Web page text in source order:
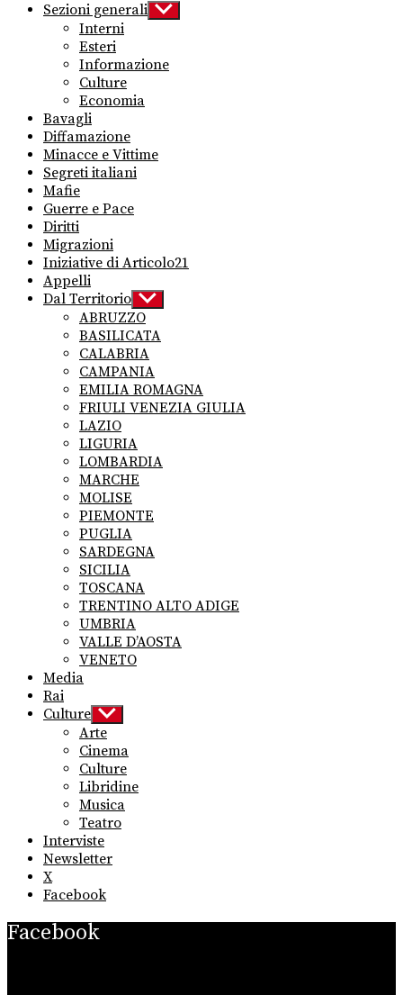
Sezioni generali Show
sub
Interni
Esteri
Informazione
Culture
Economia
Bavagli
Diffamazione
Minacce e Vittime
Segreti italiani
Mafie
Guerre e Pace
Diritti
Migrazioni
Iniziative di Articolo21
Appelli
Dal Territorio Show
sub
menu
ABRUZZO
BASILICATA
CALABRIA
CAMPANIA
EMILIA ROMAGNA
FRIULI VENEZIA GIULIA
LAZIO
LIGURIA
LOMBARDIA
MARCHE
MOLISE
PIEMONTE
PUGLIA
SARDEGNA
SICILIA
TOSCANA
TRENTINO ALTO ADIGE
UMBRIA
VALLE D’AOSTA
VENETO
Media
Rai
Culture Show
sub
menu
Arte
Cinema
Culture
Libridine
Musica
Teatro
Interviste
Newsletter
X
Facebook
Facebook